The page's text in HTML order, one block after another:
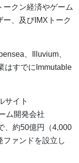
ークン経済やゲーム
、及びIMXトーク
、Illuvium、
はすでにImmutable
サイト
ム開発会社
、約50億円（4,000
ファンドを設立し